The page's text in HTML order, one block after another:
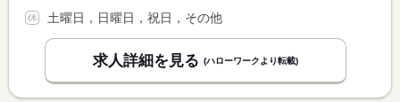
土曜日，日曜日，祝日，その他
求人詳細を見る (ハローワークより転載)